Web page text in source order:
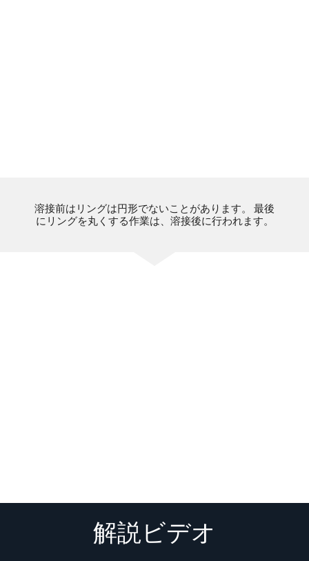
溶接前はリングは円形でないことがあります。 最後
にリングを丸くする作業は、溶接後に行われます。
解説ビデオ